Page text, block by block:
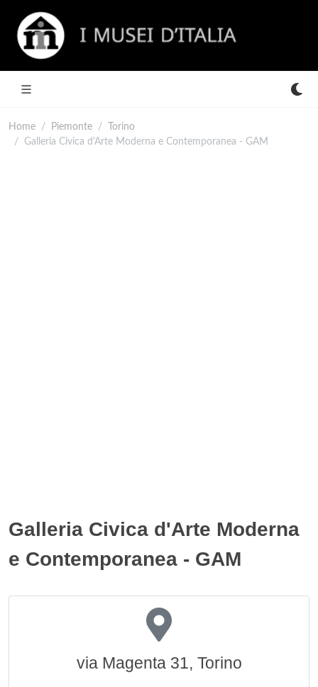
Home Piemonte
Torino
Galleria Civica d'Arte Moderna e Contemporanea - GAM
Galleria Civica d'Arte Moderna
e Contemporanea - GAM
via Magenta 31, Torino